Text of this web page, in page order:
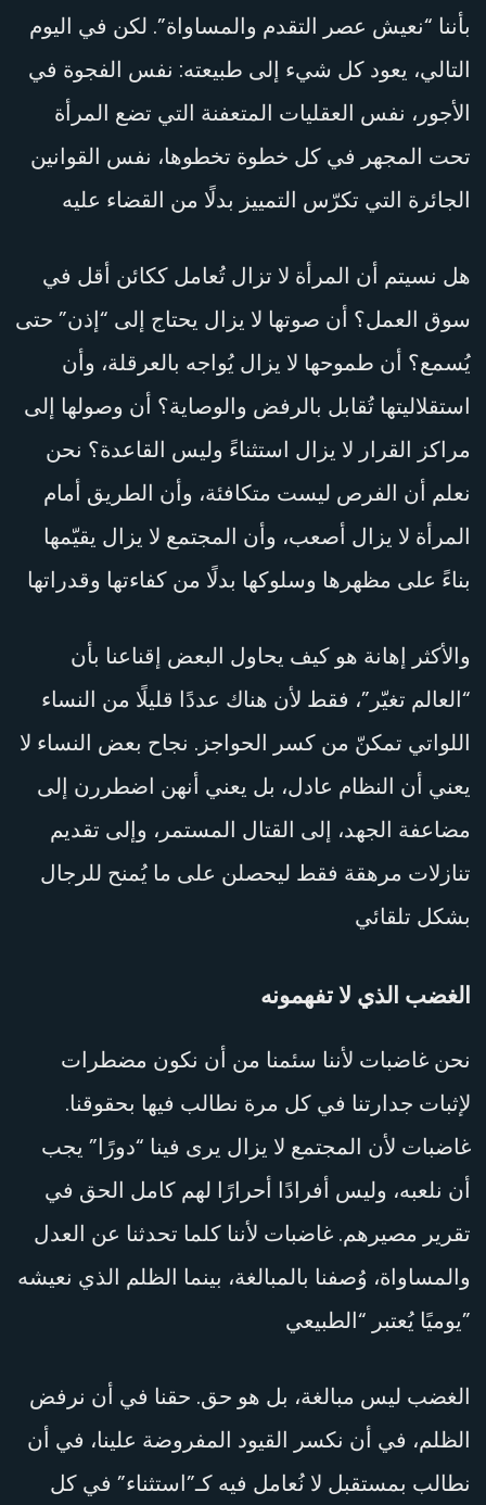
بأننا “نعيش عصر التقدم والمساواة”. لكن في اليوم
التالي، يعود كل شيء إلى طبيعته: نفس الفجوة في
الأجور، نفس العقليات المتعفنة التي تضع المرأة
تحت المجهر في كل خطوة تخطوها، نفس القوانين
الجائرة التي تكرّس التمييز بدلًا من القضاء عليه
هل نسيتم أن المرأة لا تزال تُعامل ككائن أقل في
سوق العمل؟ أن صوتها لا يزال يحتاج إلى “إذن” حتى
يُسمع؟ أن طموحها لا يزال يُواجه بالعرقلة، وأن
استقلاليتها تُقابل بالرفض والوصاية؟ أن وصولها إلى
مراكز القرار لا يزال استثناءً وليس القاعدة؟ نحن
نعلم أن الفرص ليست متكافئة، وأن الطريق أمام
المرأة لا يزال أصعب، وأن المجتمع لا يزال يقيّمها
بناءً على مظهرها وسلوكها بدلًا من كفاءتها وقدراتها
والأكثر إهانة هو كيف يحاول البعض إقناعنا بأن
“العالم تغيّر”، فقط لأن هناك عددًا قليلًا من النساء
اللواتي تمكنّ من كسر الحواجز. نجاح بعض النساء لا
يعني أن النظام عادل، بل يعني أنهن اضطررن إلى
مضاعفة الجهد، إلى القتال المستمر، وإلى تقديم
تنازلات مرهقة فقط ليحصلن على ما يُمنح للرجال
بشكل تلقائي
الغضب الذي لا تفهمونه
نحن غاضبات لأننا سئمنا من أن نكون مضطرات
لإثبات جدارتنا في كل مرة نطالب فيها بحقوقنا.
غاضبات لأن المجتمع لا يزال يرى فينا “دورًا” يجب
أن نلعبه، وليس أفرادًا أحرارًا لهم كامل الحق في
تقرير مصيرهم. غاضبات لأننا كلما تحدثنا عن العدل
والمساواة، وُصفنا بالمبالغة، بينما الظلم الذي نعيشه
يوميًا يُعتبر “الطبيعي”
الغضب ليس مبالغة، بل هو حق. حقنا في أن نرفض
الظلم، في أن نكسر القيود المفروضة علينا، في أن
نطالب بمستقبل لا نُعامل فيه كـ”استثناء” في كل